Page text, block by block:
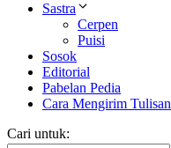
Sastra
Cerpen
Puisi
Sosok
Editorial
Pabelan Pedia
Cara Mengirim Tulisan
Cari untuk: